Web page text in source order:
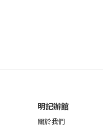
明記辦館
關於我們